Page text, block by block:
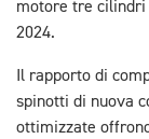
motore tre cilindri
2024.
Il rapporto di
spinotti di nuova
ottimizzate